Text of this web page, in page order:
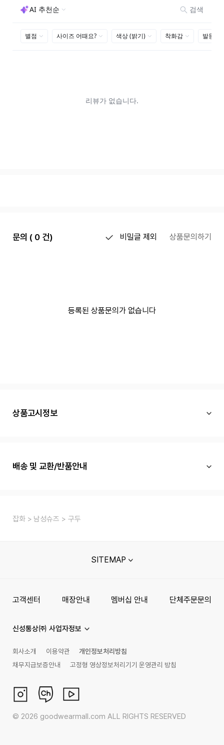
문의 ( 0 건) 비밀글 제외 상품문의하기
등록된 상품문의가 없습니다
상품고시정보
배송 및 교환/반품안내
잡화 남성슈즈 구두
SITEMAP
고객센터 매장안내 멤버십 안내 단체주문문의
신성통상㈜ 사업자정보
회사소개 이용약관
개인정보처리방침
채무지급보증안내
고정형 영상정보처리기기 운영관리 방침
© 2026 goodwearmall.com ALL RIGHTS RESERVED